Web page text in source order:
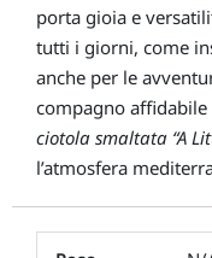
porta gioia e
tutti i giorni, come
anche per le
compagno
ciotola smaltata “A
l’atmosfera